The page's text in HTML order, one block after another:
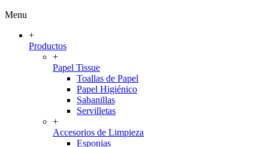
Menu
+
Productos
+
Papel Tissue
Toallas de Papel
Papel Higiénico
Sabanillas
Servilletas
+
Accesorios de Limpieza
Esponjas